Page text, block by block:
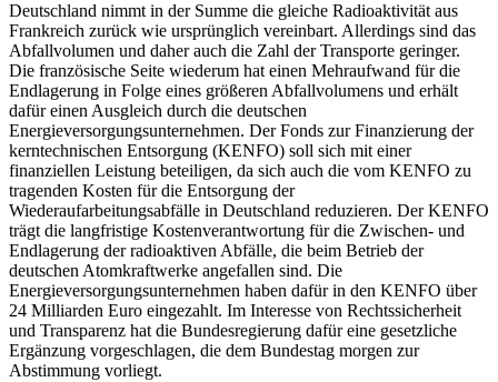
Deutschland nimmt in der Summe die gleiche Radioaktivität aus
Frankreich zurück wie ursprünglich vereinbart. Allerdings sind das
Abfallvolumen und daher auch die Zahl der Transporte geringer.
Die französische Seite wiederum hat einen Mehraufwand für die
Endlagerung in Folge eines größeren Abfallvolumens und erhält
dafür einen Ausgleich durch die deutschen
Energieversorgungsunternehmen. Der Fonds zur Finanzierung der
kerntechnischen Entsorgung (KENFO) soll sich mit einer
finanziellen Leistung beteiligen, da sich auch die vom KENFO zu
tragenden Kosten für die Entsorgung der
Wiederaufarbeitungsabfälle in Deutschland reduzieren. Der KENFO
trägt die langfristige Kostenverantwortung für die Zwischen- und
Endlagerung der radioaktiven Abfälle, die beim Betrieb der
deutschen Atomkraftwerke angefallen sind. Die
Energieversorgungsunternehmen haben dafür in den KENFO über
24 Milliarden Euro eingezahlt. Im Interesse von Rechtssicherheit
und Transparenz hat die Bundesregierung dafür eine gesetzliche
Ergänzung vorgeschlagen, die dem Bundestag morgen zur
Abstimmung vorliegt.